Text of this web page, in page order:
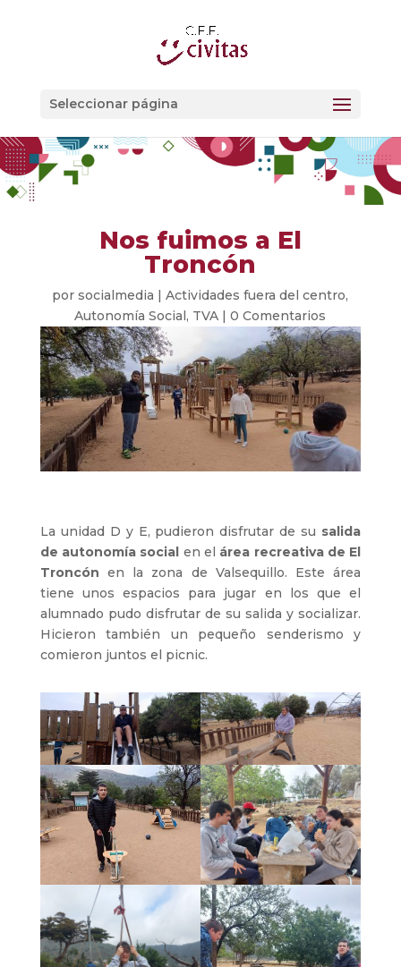
Seleccionar página
Nos fuimos a El
Troncón
porsocialmedia |Actividades fuera del centro,
Autonomía Social, TVA |0 Comentarios
La unidad D y E, pudieron disfrutar de su salida
de autonomía social en el área recreativa de El
Troncón en la zona de Valsequillo. Este área
tiene unos espacios para jugar en los que el
alumnado pudo disfrutar de su salida y socializar.
Hicieron también un pequeño senderismo y
comieron juntos el picnic.